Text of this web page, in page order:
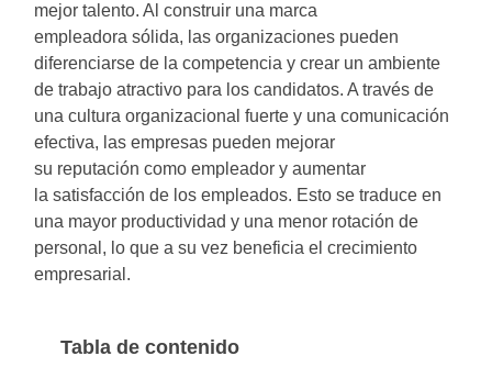
mejor talento. Al construir una marca
empleadora sólida, las organizaciones pueden
diferenciarse de la competencia y crear un ambiente
de trabajo atractivo para los candidatos. A través de
una cultura organizacional fuerte y una comunicación
efectiva, las empresas pueden mejorar
su reputación como empleador y aumentar
la satisfacción de los empleados. Esto se traduce en
una mayor productividad y una menor rotación de
personal, lo que a su vez beneficia el crecimiento
empresarial.
Tabla de contenido